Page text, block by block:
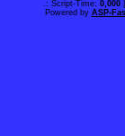
.: Script-Time: 0,000
Powered by ASP-